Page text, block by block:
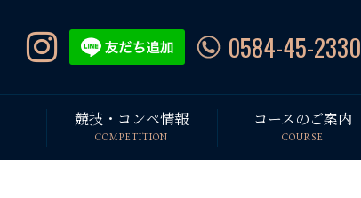
0584-45-2330
競技・コンペ情報
COMPETITION
コースのご案内
COURSE